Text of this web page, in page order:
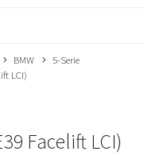
BMW
5-Serie
LCI)
Facelift LCI)